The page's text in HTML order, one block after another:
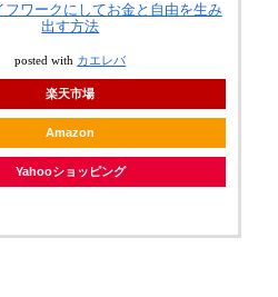
フワークにしてお金と自由を生み
出す方法
posted with カエレバ
楽天市場
Amazon
Yahooショッピング